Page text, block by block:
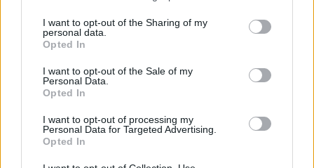
I want to opt-out of the Sharing of my
personal data.
Opted In
I want to opt-out of the Sale of my
Personal Data.
Opted In
I want to opt-out of processing my
Personal Data for Targeted Advertising.
Opted In
Stek bollene midt i ovnen ved 230°C i 7-10 minutter.
Avkjøl. Sikt over melis før servering.
Tips
mer enn det som er angitt i oppskriften. Deigen skal
være god å trille og ikke løs og klissete.